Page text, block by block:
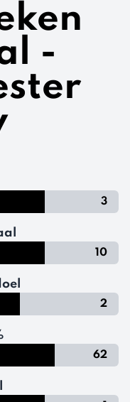
-
3
10
2
62